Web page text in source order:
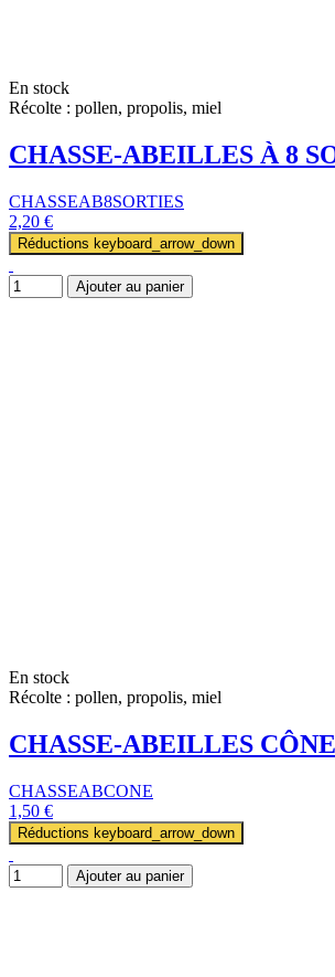
En stock
Récolte : pollen, propolis, miel
CHASSE-ABEILLES À 8
CHASSEAB8SORTIES
2,20 €
Réductions keyboard_arrow_down
Ajouter au panier
En stock
Récolte : pollen, propolis, miel
CHASSE-ABEILLES CÔNE
CHASSEABCONE
1,50 €
Réductions keyboard_arrow_down
Ajouter au panier